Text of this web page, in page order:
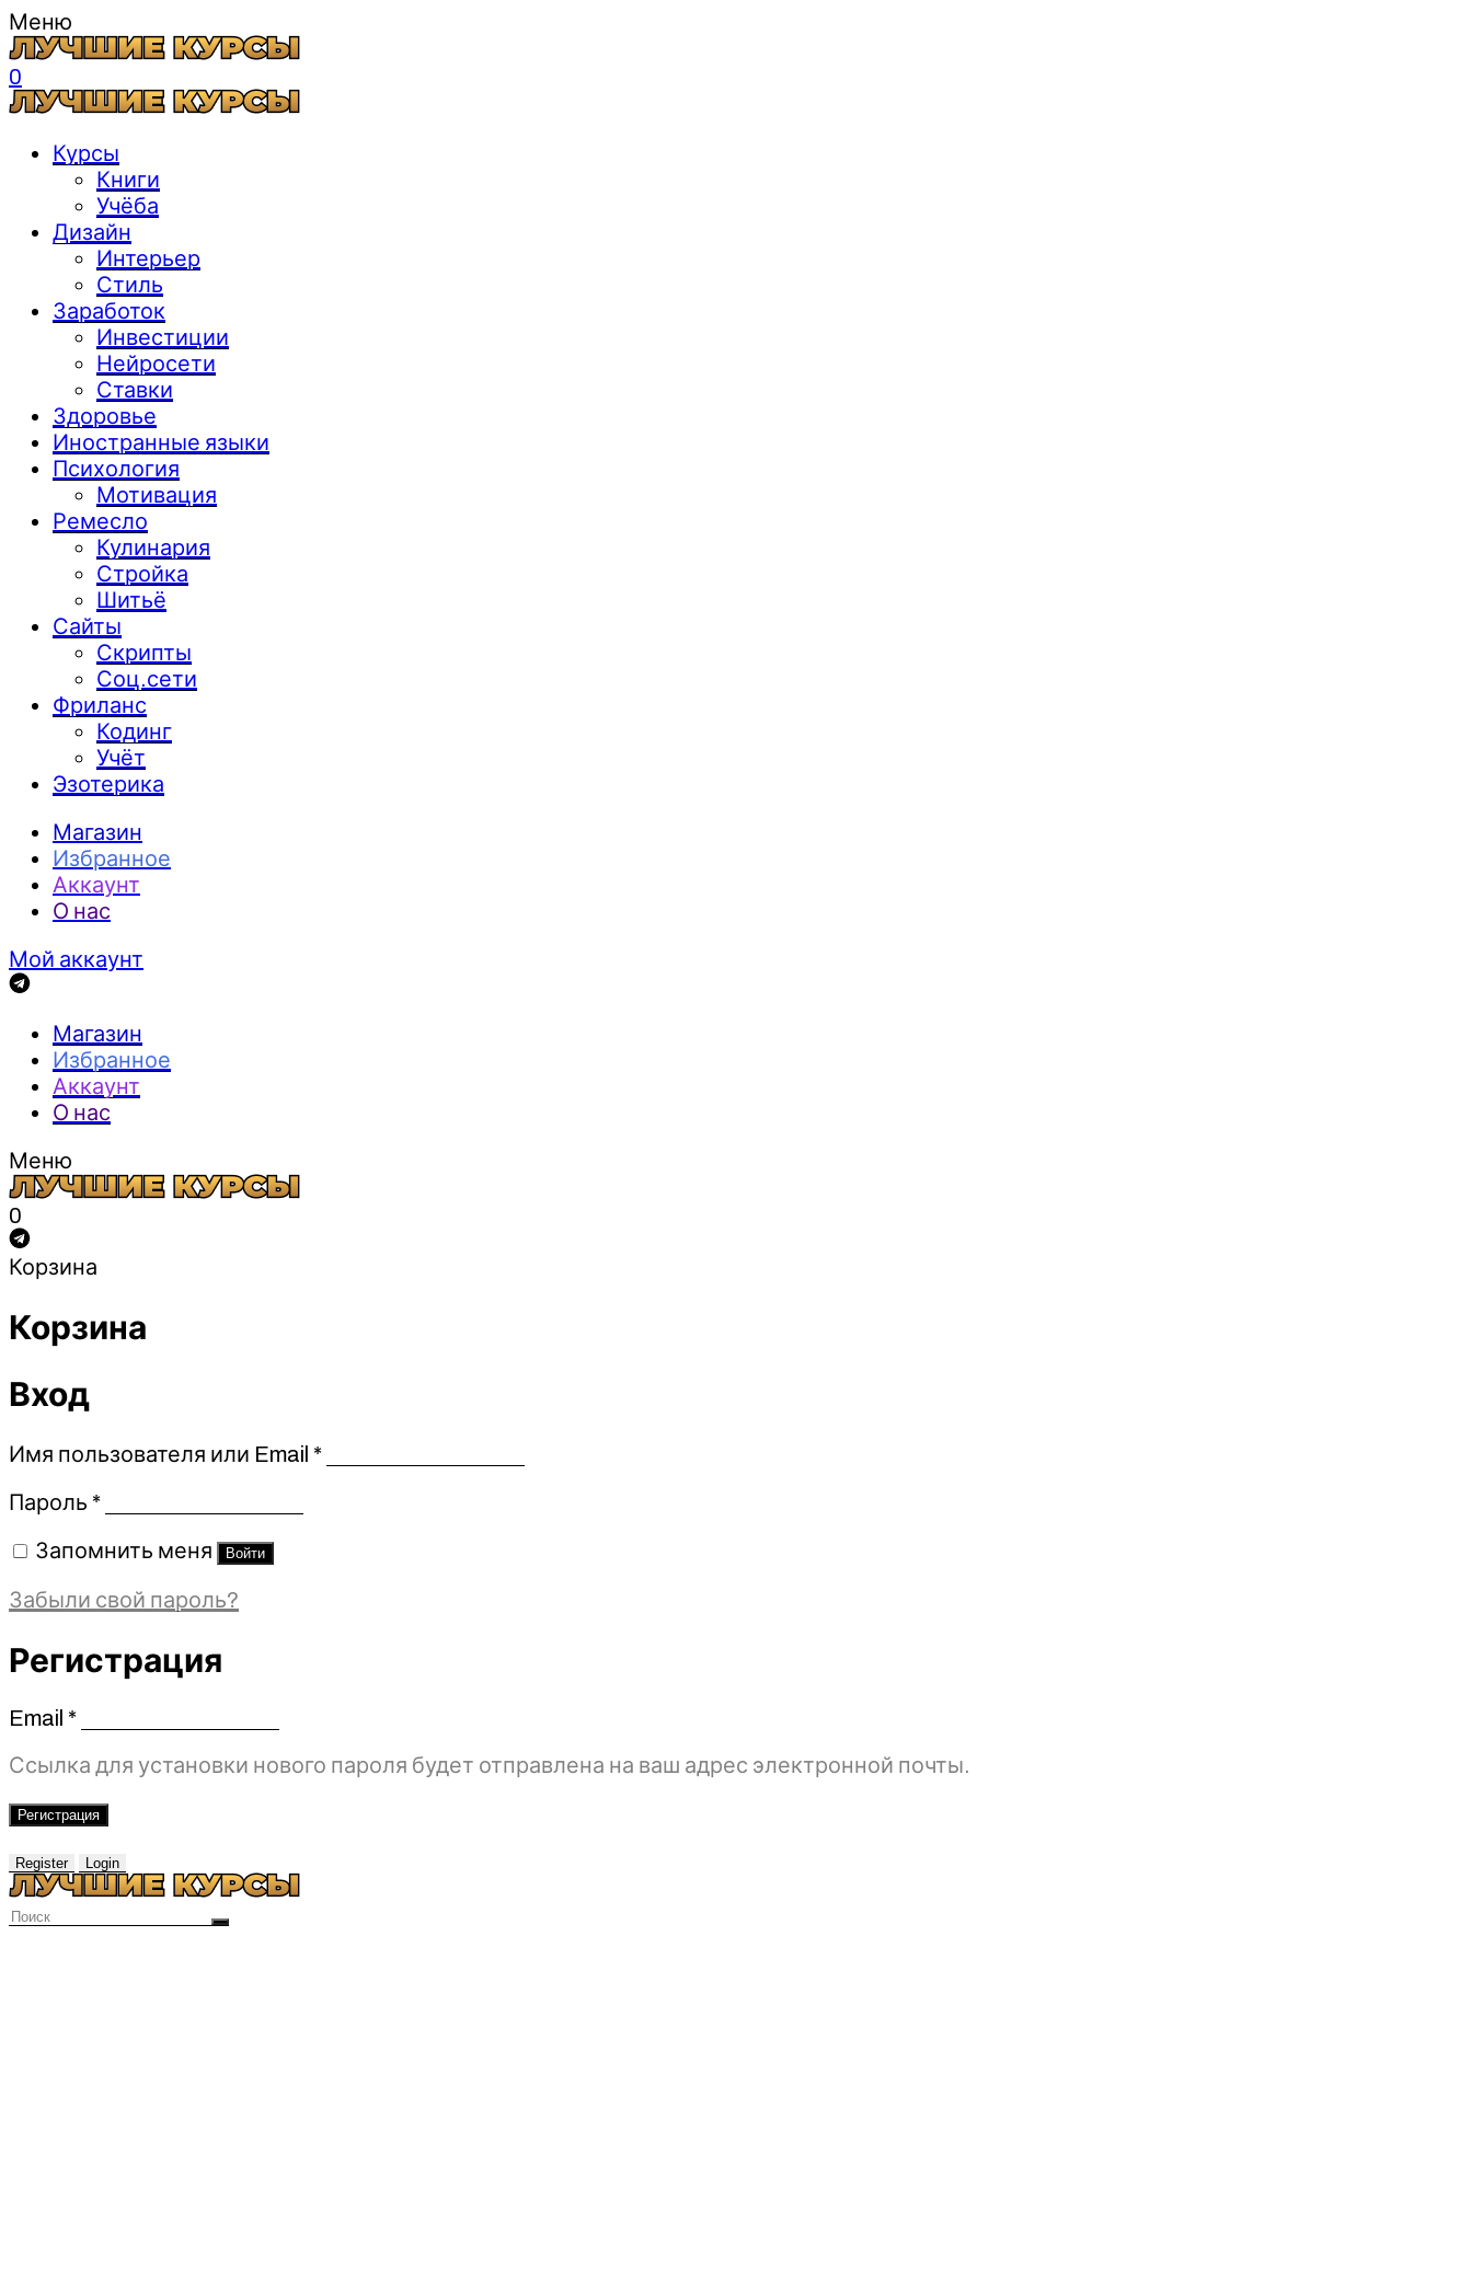
Меню
0
Курсы
Книги
Учёба
Дизайн
Интерьер
Стиль
Заработок
Инвестиции
Нейросети
Ставки
Здоровье
Иностранные языки
Психология
Мотивация
Ремесло
Кулинария
Стройка
Шитьё
Сайты
Скрипты
Соц.сети
Фриланс
Кодинг
Учёт
Эзотерика
Магазин
Избранное
Аккаунт
О нас
Мой аккаунт
Магазин
Избранное
Аккаунт
О нас
Меню
0
Корзина
Корзина
Вход
Имя пользователя или Email *Обязательно
Пароль *Обязательно
Запомнить меня Войти
Забыли свой пароль?
Регистрация
Email *Обязательно
Ссылка для установки нового пароля будет отправлена ​​на ваш адрес электронной почты.
Регистрация
Register Login